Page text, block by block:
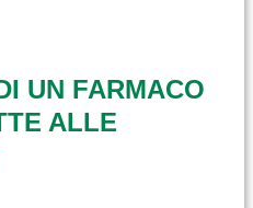
UN FARMACO
ALLE